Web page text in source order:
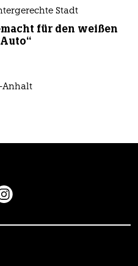
Stadt
für den weißen
Anhalt